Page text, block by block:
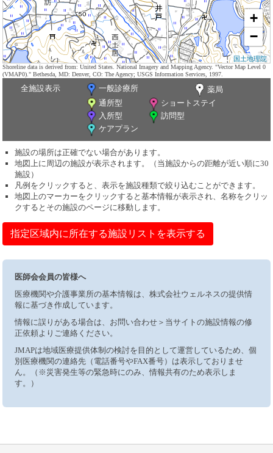
+
−
国土地理院
Shoreline data is derived from: United States. National Imagery and Mapping Agency. "Vector Map Level 0
(VMAP0)." Bethesda, MD: Denver, CO: The Agency; USGS Information Services, 1997.
全施設表示 一般診療所
薬局
通所型
ショートステイ
入所型
訪問型
ケアプラン
施設の場所は正確でない場合があります。
地図上に周辺の施設が表示されます。（当施設からの距離が近い順に30
施設）
凡例をクリックすると、表示を施設種類で絞り込むことができます。
地図上のマーカーをクリックすると基本情報が表示され、名称をクリッ
クするとその施設のページに移動します。
指定区域内に所在する施設リストを表示する
医師会会員の皆様へ
医療機関や介護事業所の基本情報は、株式会社ウェルネスの提供情
報に基づき作成しています。
情報に誤りがある場合は、お問い合わせ＞当サイトの施設情報の修
正依頼よりご連絡ください。
JMAPは地域医療提供体制の検討を目的として運営しているため、個
別医療機関の連絡先（電話番号やFAX番号）は表示しておりませ
ん。（※災害発生等の緊急時にのみ、情報共有のため表示しま
す。）